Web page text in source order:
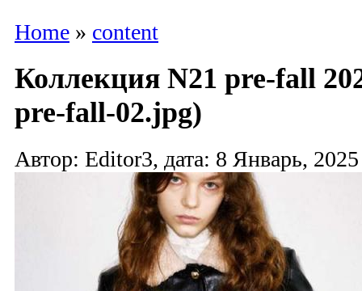
Home » content
Коллекция N21 pre-fall
pre-fall-02.jpg)
Автор: Editor3, дата: 8 Январь,